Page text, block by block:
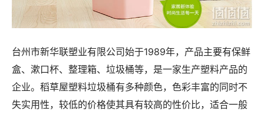
台州市新华联塑业有限公司始于1989年，产品主要有保鲜
盒、漱口杯、整理箱、垃圾桶等，是一家生产塑料产品的
企业。稻草屋塑料垃圾桶有多种颜色，色彩丰富的同时不
失实用性，较低的价格使其具有较高的性价比，适合一般